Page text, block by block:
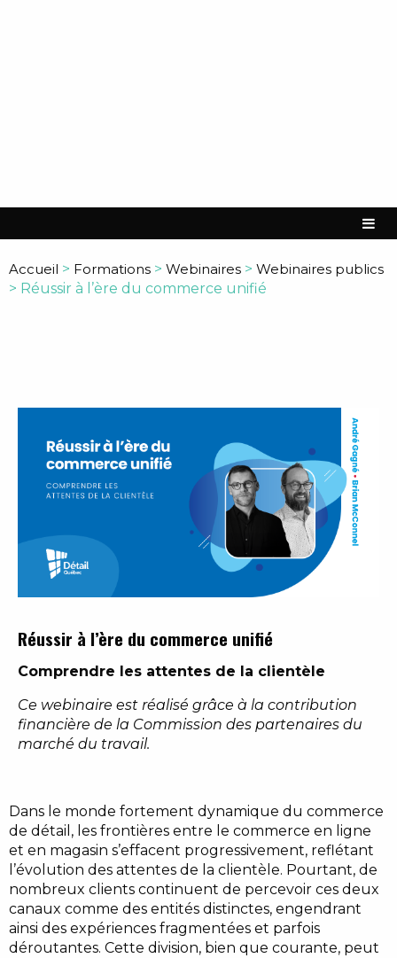
Accueil > Formations > Webinaires > Webinaires publics
> Réussir à l’ère du commerce unifié
Réussir à l’ère du commerce unifié
Comprendre les attentes de la clientèle
Ce webinaire est réalisé grâce à la contribution
financière de la Commission des partenaires du
marché du travail.
Dans le monde fortement dynamique du commerce
de détail, les frontières entre le commerce en ligne
et en magasin s’effacent progressivement, reflétant
l’évolution des attentes de la clientèle. Pourtant, de
nombreux clients continuent de percevoir ces deux
canaux comme des entités distinctes, engendrant
ainsi des expériences fragmentées et parfois
déroutantes. Cette division, bien que courante, peut